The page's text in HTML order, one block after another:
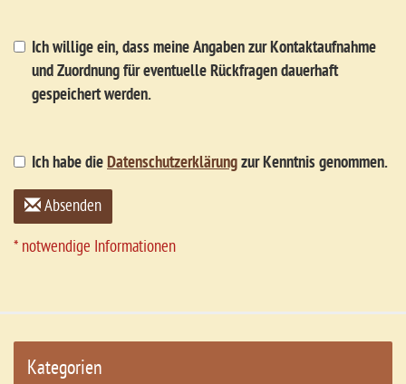
Ich willige ein, dass meine Angaben zur Kontaktaufnahme
und Zuordnung für eventuelle Rückfragen dauerhaft
gespeichert werden.
Ich habe dieDatenschutzerklärungzur Kenntnis genommen.
Absenden
* notwendige Informationen
Kategorien